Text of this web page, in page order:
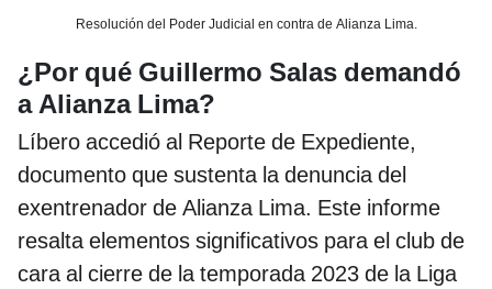
Resolución del Poder Judicial en contra de Alianza Lima.
¿Por qué Guillermo Salas demandó
a Alianza Lima?
Líbero accedió al Reporte de Expediente,
documento que sustenta la denuncia del
exentrenador de Alianza Lima. Este informe
resalta elementos significativos para el club de
cara al cierre de la temporada 2023 de la Liga